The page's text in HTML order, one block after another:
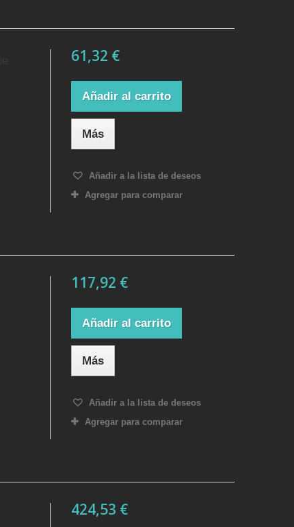
61,32 €
Añadir al carrito
Más
Añadir a la lista de deseos
Agregar para comparar
117,92 €
Añadir al carrito
Más
Añadir a la lista de deseos
Agregar para comparar
424,53 €